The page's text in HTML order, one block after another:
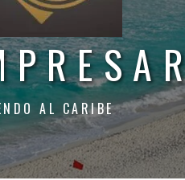
AL CARIBE